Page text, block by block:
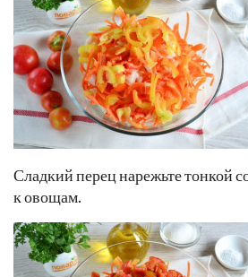
Сладкий перец нарежьте тонкой
к овощам.